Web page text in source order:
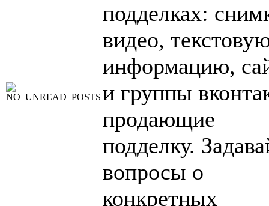
подделках:
видео,
информацию,
и группы
продающие
подделку.
вопросы о
конкретных